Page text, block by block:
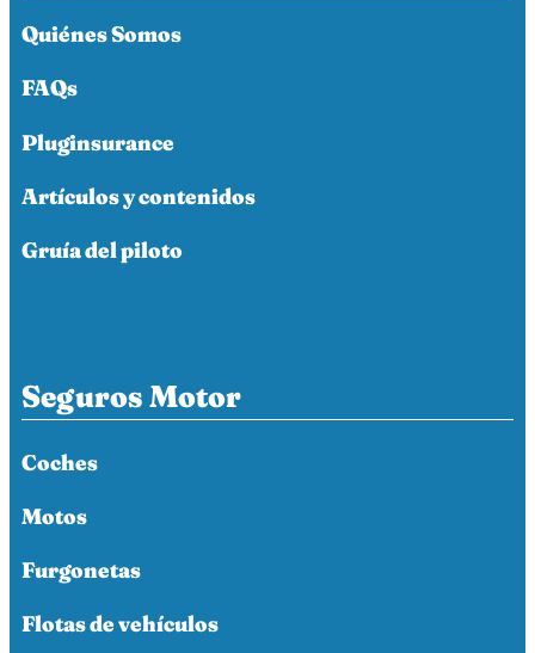
Quiénes Somos
FAQs
Pluginsurance
Artículos y contenidos
Gruía del piloto
Seguros Motor
Coches
Motos
Furgonetas
Flotas de vehículos